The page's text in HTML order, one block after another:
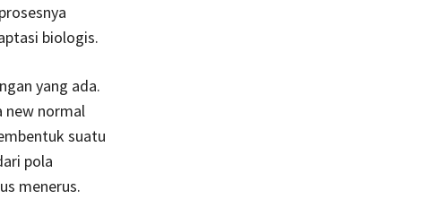
biologis.
yang ada.
new normal
suatu
pola
menerus.